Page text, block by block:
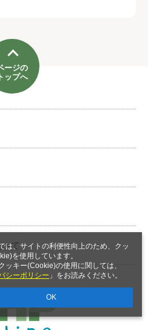
は、サイトの利便性向上のため、クッ
を使用しています。
ッキー(Cookie)の使用に関しては、
シーポリシー 」をお読みください。
OK
ージの
トップへ
て